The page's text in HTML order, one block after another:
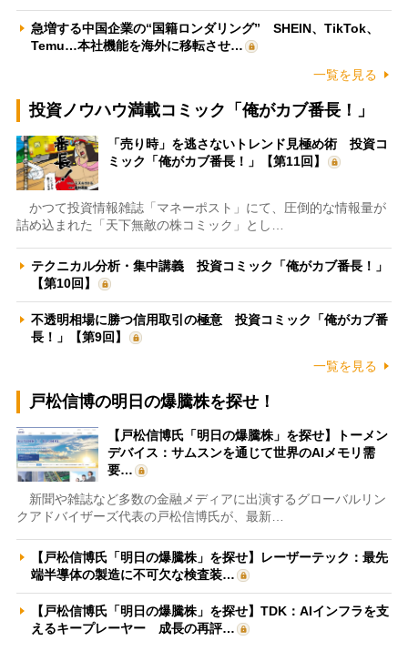
急増する中国企業の“国籍ロンダリング” SHEIN、TikTok、
Temu…本社機能を海外に移転させ…
一覧を見る
投資ノウハウ満載コミック「俺がカブ番長！」
「売り時」を逃さないトレンド見極め術 投資コ
ミック「俺がカブ番長！」【第11回】
かつて投資情報雑誌「マネーポスト」にて、圧倒的な情報量が
詰め込まれた「天下無敵の株コミック」とし…
テクニカル分析・集中講義 投資コミック「俺がカブ番長！」
【第10回】
不透明相場に勝つ信用取引の極意 投資コミック「俺がカブ番
長！」【第9回】
一覧を見る
戸松信博の明日の爆騰株を探せ！
【戸松信博氏「明日の爆騰株」を探せ】トーメン
デバイス：サムスンを通じて世界のAIメモリ需
要…
新聞や雑誌など多数の金融メディアに出演するグローバルリン
クアドバイザーズ代表の戸松信博氏が、最新…
【戸松信博氏「明日の爆騰株」を探せ】レーザーテック：最先
端半導体の製造に不可欠な検査装…
【戸松信博氏「明日の爆騰株」を探せ】TDK：AIインフラを支
えるキープレーヤー 成長の再評…